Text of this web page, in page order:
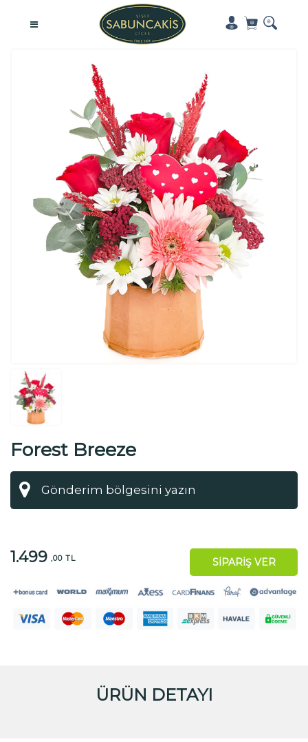
Forest Breeze
1.499 ,00 TL SİPARİŞ VER
ÜRÜN DETAYI